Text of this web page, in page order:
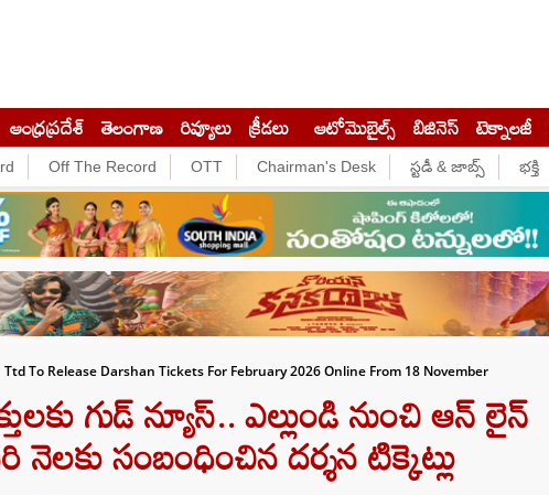
ఆంధ్రప్రదేశ్ తెలంగాణ రివ్యూలు క్రీడలు ఆటోమొబైల్స్ బిజినెస్‌ టెక్నాలజీ
Off The Record OTT Chairman's Desk స్టడీ & జాబ్స్ భక్తి
Ttd To Release Darshan Tickets For February 2026 Online From 18 November
గుడ్ న్యూస్.. ఎల్లుండి నుంచి ఆన్ లైన్
సంబంధించిన దర్శన టిక్కెట్లు